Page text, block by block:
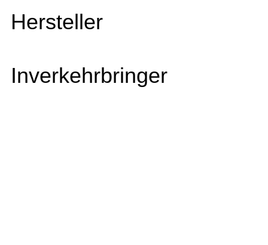
Hersteller
Inverkehrbringer